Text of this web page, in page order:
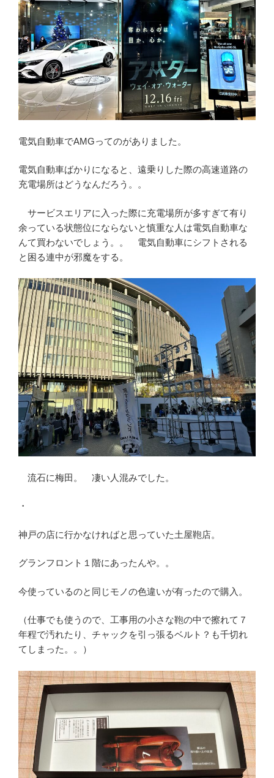
電気自動車でAMGってのがありました。
電気自動車ばかりになると、遠乗りした際の高速道路の
充電場所はどうなんだろう。。
サービスエリアに入った際に充電場所が多すぎて有り
余っている状態位にならないと慎重な人は電気自動車な
んて買わないでしょう。。 電気自動車にシフトされる
と困る連中が邪魔をする。
流石に梅田。 凄い人混みでした。
・
神戸の店に行かなければと思っていた土屋鞄店。
グランフロント１階にあったんや。。
今使っているのと同じモノの色違いが有ったので購入。
（仕事でも使うので、工事用の小さな鞄の中で擦れて７
年程で汚れたり、チャックを引っ張るベルト？も千切れ
てしまった。。）